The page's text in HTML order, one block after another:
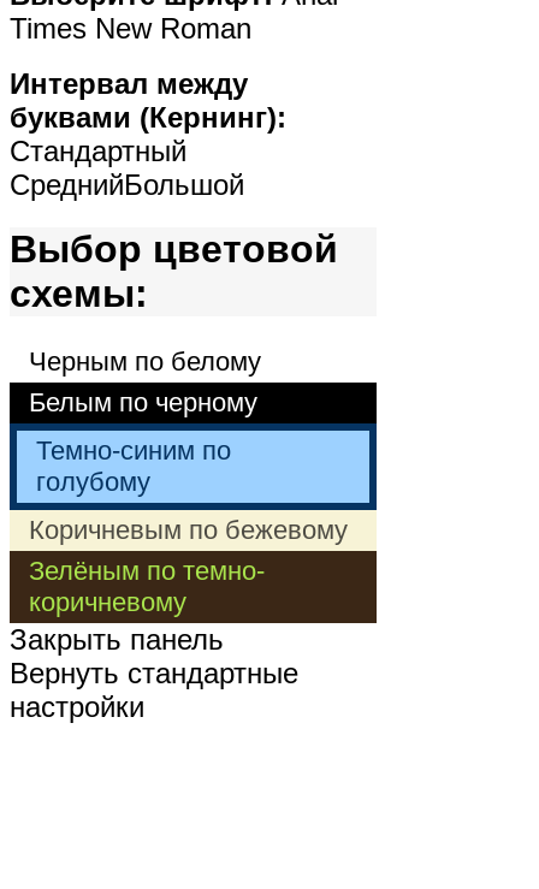
Times New Roman
Интервал между
буквами (Кернинг):
Стандартный
СреднийБольшой
Выбор цветовой
схемы:
Черным по белому
Белым по черному
Темно-синим по
голубому
Коричневым по бежевому
Зелёным по темно-
коричневому
Закрыть панель
Вернуть стандартные
настройки